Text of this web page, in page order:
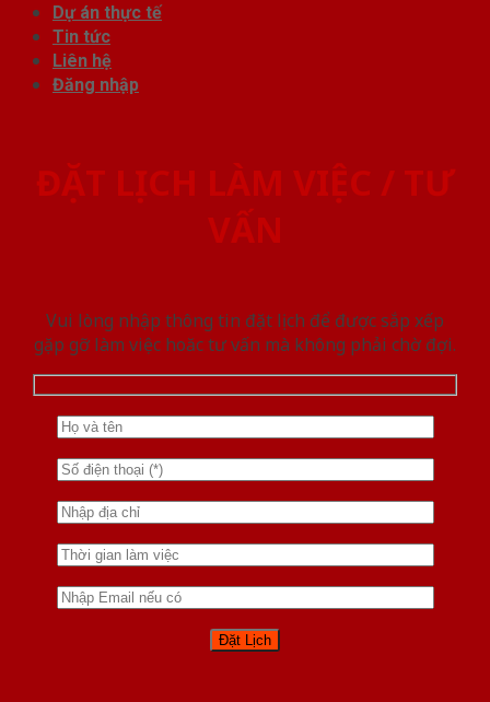
Dự án thực tế
Tin tức
Liên hệ
Đăng nhập
ĐẶT LỊCH LÀM VIỆC / TƯ
VẤN
Vui lòng nhập thông tin đặt lịch để được sắp xếp
gặp gỡ làm việc hoăc tư vấn mà không phải chờ đợi.